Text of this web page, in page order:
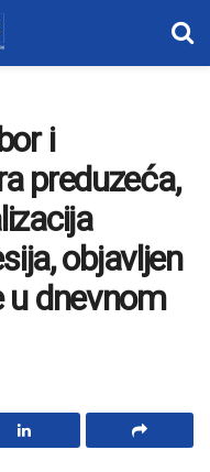
i
preduzeća,
objavljen
u dnevnom